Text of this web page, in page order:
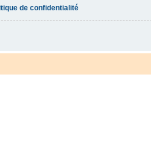
de confidentialité